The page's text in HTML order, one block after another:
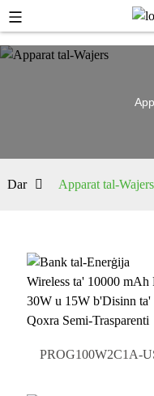
Dar Apparat tal-Wajers
PROG100W2C1A-